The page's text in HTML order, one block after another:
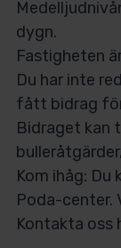
dygn.
Fastigheten
Du har inte
fått bidrag
Bidraget kan
Kom ihåg:
Poda-center.
Kontakta oss